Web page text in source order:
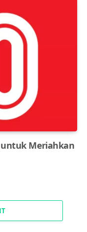
untuk Meriahkan